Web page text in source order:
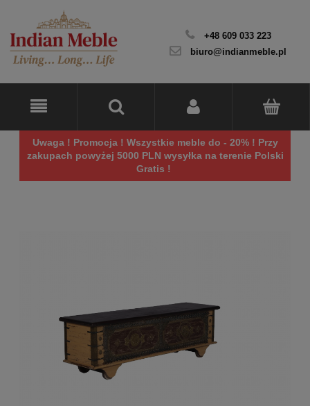
+48 609 033 223
biuro@indianmeble.pl
Uwaga ! Promocja ! Wszystkie meble do - 20% ! Przy
zakupach powyżej 5000 PLN wysyłka na terenie Polski
Gratis !